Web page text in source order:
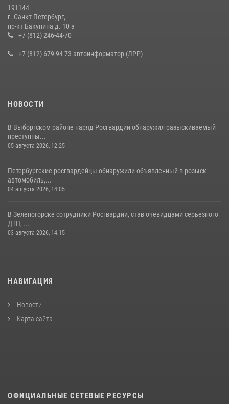
В Ленобласти сотрудники Росгвардии провели встречу с
воспитанниками детского клуба «Умные каникулы»
191144
г. Санкт Петербург,
пр-кт Бакунина д. 10 а
+7 (812) 246-44-70
+7 (812) 679-94-73 автоинформатор (ЛРР)
НОВОСТИ
В Выборгском районе наряд Росгвардии обнаружил разыскиваемый
преступны...
05 августа 2026, 12:25
Петербургские росгвардейцы обнаружили объявленный в розыск
автомобиль,...
04 августа 2026, 14:05
В Зеленогорске сотрудники Росгвардии, став очевидцами серьезного
ДТП, ...
03 августа 2026, 14:15
НАВИГАЦИЯ
Новости
Карта сайта
ОФИЦИАЛЬНЫЕ СЕТЕВЫЕ РЕСУРСЫ